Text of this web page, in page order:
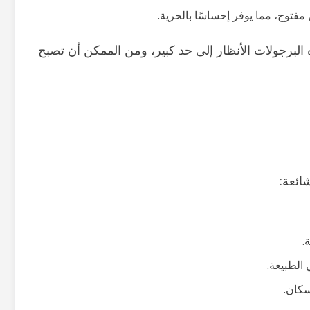
مما يوفر إحساسًا بالحرية.
الأنظار إلى حد كبير، ومن الممكن أن تصبح